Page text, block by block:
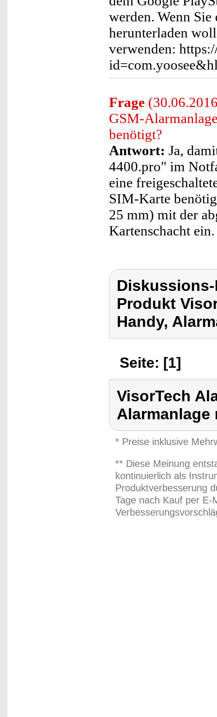
werden. Wenn
herunterladen
verwenden:
Frage
GSM-
benötigt?
Antwort: Ja,
4400.pro" im
eine
SIM-Karte
25 mm) mit der
Kartenschacht ein.
Produkt
Handy,
Seite: [1]
VisorTech
* Preise inklusive
** Diese Meinung
kontinuierlich als
Produktverbesserung
Tage nach Kauf per E-